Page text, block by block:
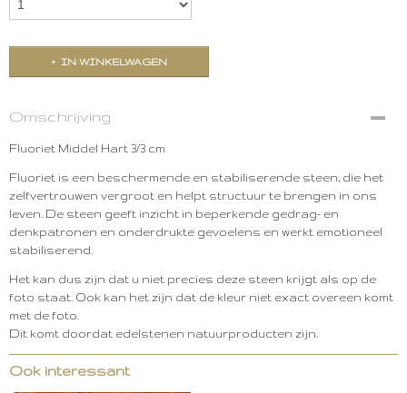
IN WINKELWAGEN
Omschrijving
Fluoriet Middel Hart 3/3 cm
Fluoriet is een beschermende en stabiliserende steen, die het
zelfvertrouwen vergroot en helpt structuur te brengen in ons
leven. De steen geeft inzicht in beperkende gedrag- en
denkpatronen en onderdrukte gevoelens en werkt emotioneel
stabiliserend.
Het kan dus zijn dat u niet precies deze steen krijgt als op de
foto staat. Ook kan het zijn dat de kleur niet exact overeen komt
met de foto.
Dit komt doordat edelstenen natuurproducten zijn.
Ook interessant